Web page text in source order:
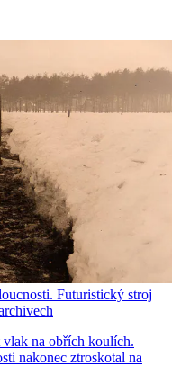
Futuristický stroj
vlak na obřích koulích.
nakonec ztroskotal na